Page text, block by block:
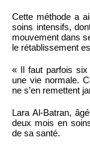
Cette méthode a
soins intensifs,
mouvement dans
le rétablissement
« Il faut parfois six
une vie normale.
ne s’en remettent
Lara Al-Batran,
deux mois en
de sa santé.